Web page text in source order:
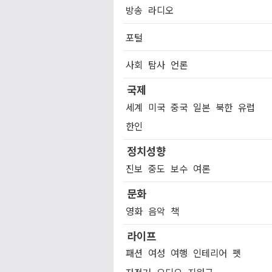
방송 라디오
포털
사회 탐사 언론
국제
세계 미국 중국 일본 북한 유럽
한인
정치성향
진보 중도 보수 여론
문화
영화 음악 책
라이프
패션 여성 여행 인테리어 펫